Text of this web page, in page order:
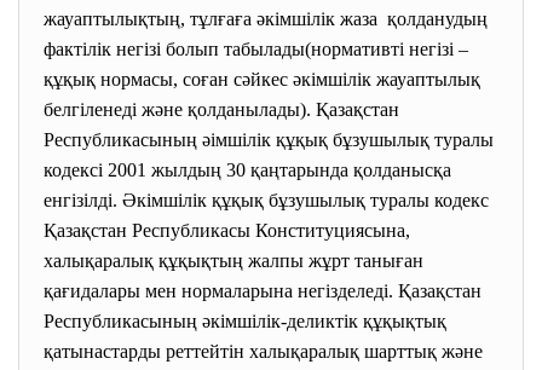
жауаптылықтың, тұлғаға әкімшілік жаза қолданудың
фактілік негізі болып табылады(нормативті негізі –
құқық нормасы, соған сәйкес әкімшілік жауаптылық
белгіленеді және қолданылады). Қазақстан
Республикасының әімшілік құқық бұзушылық туралы
кодексі 2001 жылдың 30 қаңтарында қолданысқа
енгізілді. Әкімшілік құқық бұзушылық туралы кодекс
Қазақстан Республикасы Конституциясына,
халықаралық құқықтың жалпы жұрт таныған
қағидалары мен нормаларына негізделеді. Қазақстан
Республикасының әкімшілік-деликтік құқықтық
қатынастарды реттейтін халықаралық шарттық және